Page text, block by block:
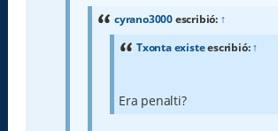
cyrano3000escribió: ↑
Txonta existeescribió:↑
Era penalti?